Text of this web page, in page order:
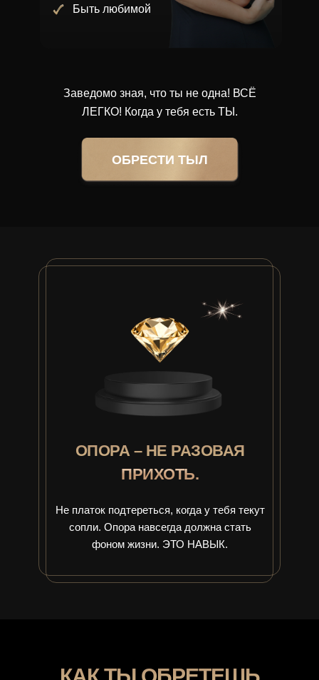
Заведомо зная, что ты не одна! ВСЁ
ЛЕГКО! Когда у тебя есть ТЫ.
ОБРЕСТИ ТЫЛ
Быть любимой
ОПОРА – НЕ РАЗОВАЯ
ПРИХОТЬ.
Не платок подтереться, когда у тебя текут
сопли. Опора навсегда должна стать
фоном жизни. ЭТО НАВЫК.